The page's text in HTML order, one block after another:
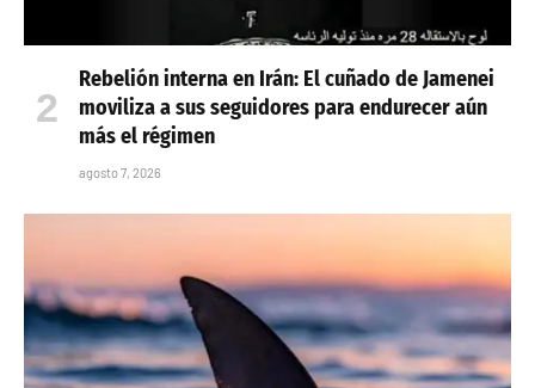
Rebelión interna en Irán: El cuñado de Jamenei
moviliza a sus seguidores para endurecer aún
más el régimen
agosto 7, 2026